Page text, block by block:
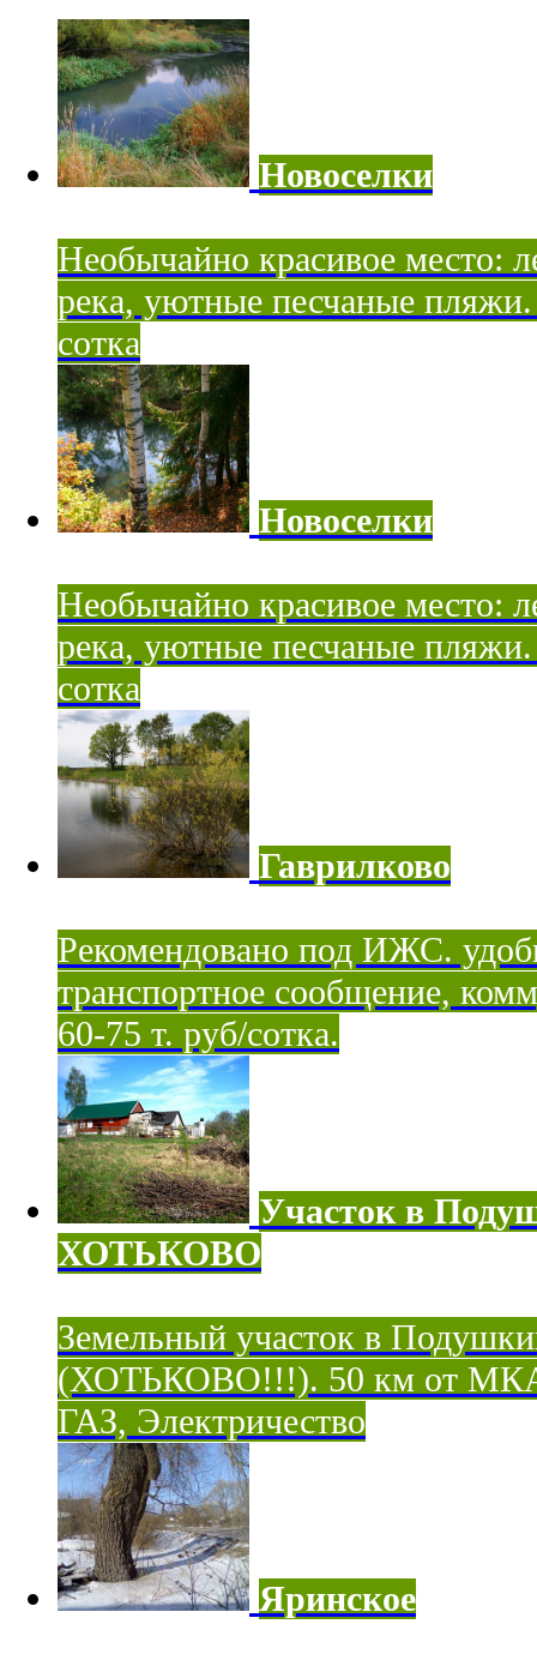
Новоселки
Необычайно красивое место:
река, уютные песчаные
сотка
Новоселки
Необычайно красивое место:
река, уютные песчаные
сотка
Гаврилково
Рекомендовано под ИЖС.
транспортное сообщение,
60-75 т. руб/сотка.
Участок в
ХОТЬКОВО
Земельный участок в
(ХОТЬКОВО!!!). 50 км от
ГАЗ, Электричество
Яринское